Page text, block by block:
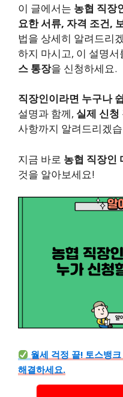
이 글에서는 농협 직장
요한 서류, 자격 조건,
법을 상세히 알려드리
하지 마시고, 이 설명서
스 통장을 신청하세요.
직장인이라면 누구나
설명과 함께, 실제 신청
사항까지 알려드리겠
지금 바로 농협 직장인
것을 알아보세요!
월세 걱정 끝! 토스뱅
해결하세요.